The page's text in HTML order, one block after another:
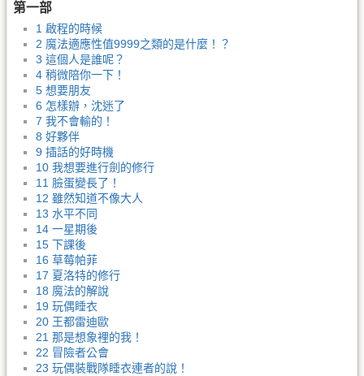
第一部
1 啟程的時候
2 魔法適應性值9999之類的是什麼！？
3 這個人是誰呢？
4 稍微陪你一下！
5 想要朋友
6 怎樣辦，沈迷了
7 我不會輸的！
8 好夥伴
9 插話的好時機
10 我想要進行劍的修行
11 臉蛋變長了！
12 雖然知道不像大人
13 水平不同
14 一星期後
15 下課後
16 草莓帕菲
17 夏洛特的修行
18 魔法的解說
19 玩偶睡衣
20 王都雷迪歐
21 那是想象裡的我！
22 冒險者公會
23 玩偶裝戰隊睡衣連者的說！